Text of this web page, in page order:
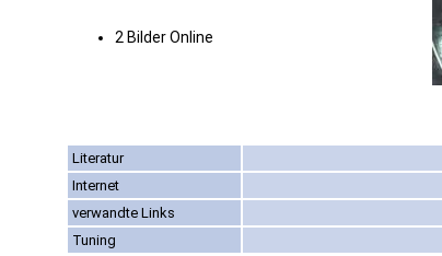
2 Bilder Online
Literatur
Internet
verwandte Links
Tuning